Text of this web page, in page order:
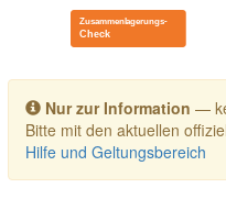
Toggle navigation
Nur zur Information —
Bitte mit den aktuellen
Hilfe und Geltungsbereich